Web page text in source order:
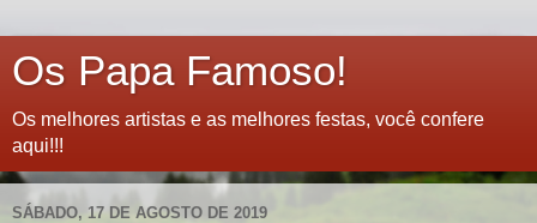
Os Papa Famoso!
Os melhores artistas e as melhores festas, você confere
aqui!!!
SÁBADO, 17 DE AGOSTO DE 2019